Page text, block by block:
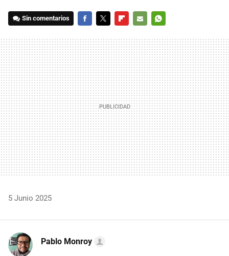
Sin comentarios
MAIL
5 Junio 2025
Pablo Monroy